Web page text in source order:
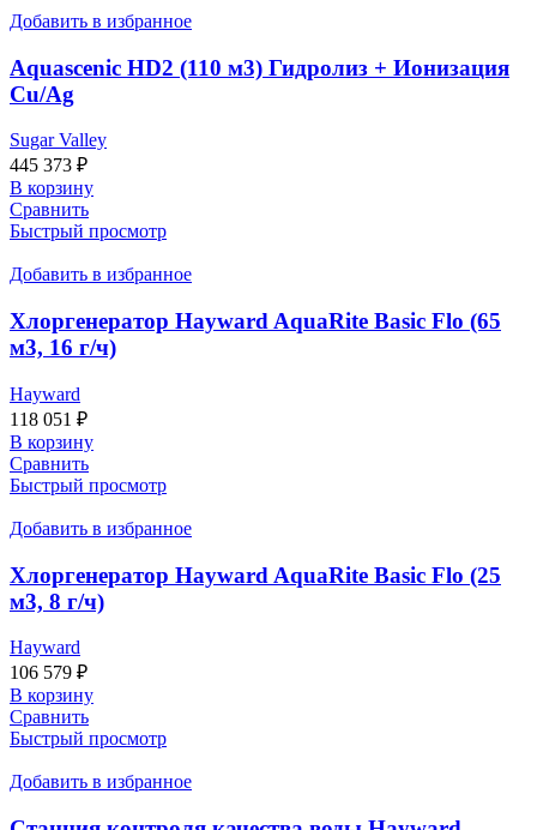
Добавить в избранное
Aquascenic HD2 (110 м3) Гидролиз + Ионизация
Cu/Ag
Sugar Valley
445 373 ₽
В корзину
Сравнить
Быстрый просмотр
Добавить в избранное
Хлоргенератор Hayward AquaRite Basic Flo (65
м3, 16 г/ч)
Hayward
118 051 ₽
В корзину
Сравнить
Быстрый просмотр
Добавить в избранное
Хлоргенератор Hayward AquaRite Basic Flo (25
м3, 8 г/ч)
Hayward
106 579 ₽
В корзину
Сравнить
Быстрый просмотр
Добавить в избранное